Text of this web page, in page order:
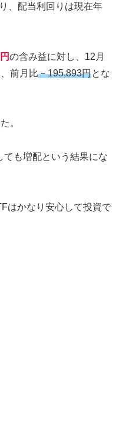
、配当利回りは現在年
の含み益に対し、12月
前月比－195,893円とな
。
も増配という結果にな
はかなり安心して投資で